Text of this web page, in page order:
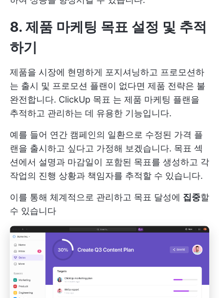
8. 제품 마케팅 목표 설정 및 추적
하기
제품을 시장에 현명하게 포지셔닝하고 프로모션하
는 출시 및 프로모션 플랜이 없다면 제품 전략은 불
완전합니다. ClickUp 목표 는 제품 마케팅 플랜을
추적하고 관리하는 데 유용한 기능입니다.
예를 들어 연간 캠페인의 일환으로 수정된 가격 플
랜을 출시하고 싶다고 가정해 보겠습니다. 목표 섹
션에서 설명과 마감일이 포함된 목표를 생성하고 각
작업의 진행 상황과 책임자를 추적할 수 있습니다.
이를 통해 체계적으로 관리하고 목표 달성에 집중할
수 있습니다